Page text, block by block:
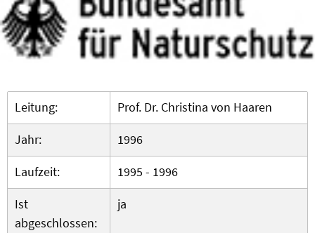
Leitung:
Prof. Dr. Christina von Haaren
Jahr:
1996
Laufzeit:
1995 - 1996
Ist
abgeschlossen:
ja